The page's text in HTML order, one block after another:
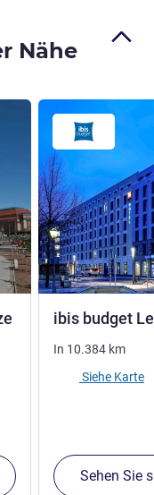
Nähe
4 Sterneibis budget
In 10.384 km
Siehe Karte
Sehen Sie